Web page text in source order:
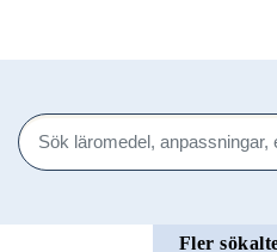
Sök
Fler